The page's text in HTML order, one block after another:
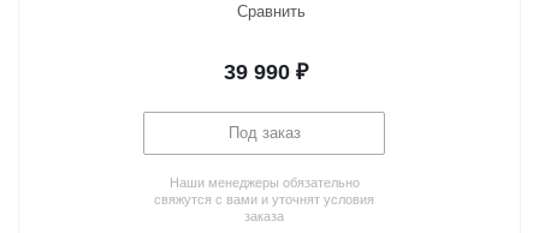
Сравнить
39 990₽
Под заказ
Наши менеджеры обязательно
свяжутся с вами и уточнят условия
заказа